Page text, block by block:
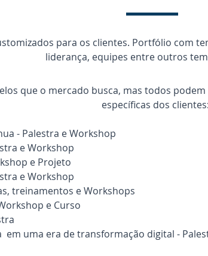
para os clientes. Portfólio com
liderança, equipes entre outros
que o mercado busca, mas todos
específicas dos clientes:
- Palestra e Workshop
e Workshop
e Projeto
e Workshop
treinamentos e Workshops
e Curso
em uma era de transformação digital -